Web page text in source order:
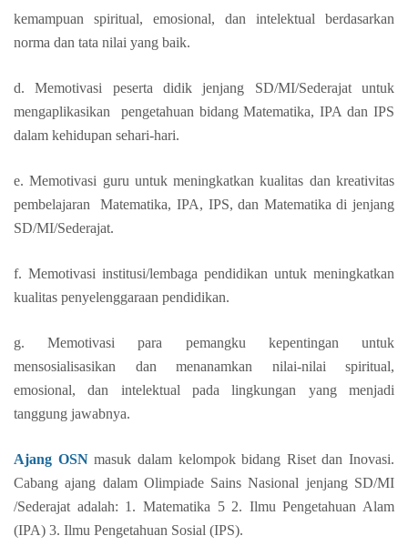
kemampuan spiritual, emosional, dan intelektual berdasarkan
norma dan tata nilai yang baik.
d. Memotivasi peserta didik jenjang SD/MI/Sederajat untuk
mengaplikasikan pengetahuan bidang Matematika, IPA dan IPS
dalam kehidupan sehari-hari.
e. Memotivasi guru untuk meningkatkan kualitas dan kreativitas
pembelajaran Matematika, IPA, IPS, dan Matematika di jenjang
SD/MI/Sederajat.
f. Memotivasi institusi/lembaga pendidikan untuk meningkatkan
kualitas penyelenggaraan pendidikan.
g. Memotivasi para pemangku kepentingan untuk
mensosialisasikan dan menanamkan nilai-nilai spiritual,
emosional, dan intelektual pada lingkungan yang menjadi
tanggung jawabnya.
Ajang OSNmasuk dalam kelompok bidang Riset dan Inovasi.
Cabang ajang dalam Olimpiade Sains Nasional jenjang SD/MI
/Sederajat adalah: 1. Matematika 5 2. Ilmu Pengetahuan Alam
(IPA) 3. Ilmu Pengetahuan Sosial (IPS).